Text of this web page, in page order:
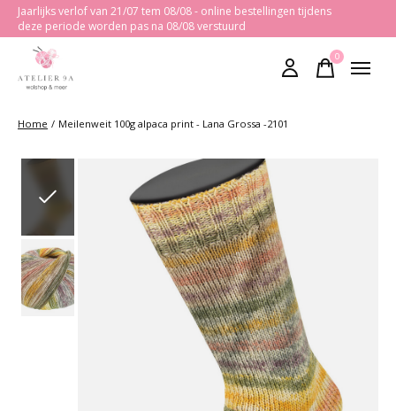
Jaarlijks verlof van 21/07 tem 08/08 - online bestellingen tijdens
deze periode worden pas na 08/08 verstuurd
0items
Home / Meilenweit 100g alpaca print - Lana Grossa -2101
Slideshow Items